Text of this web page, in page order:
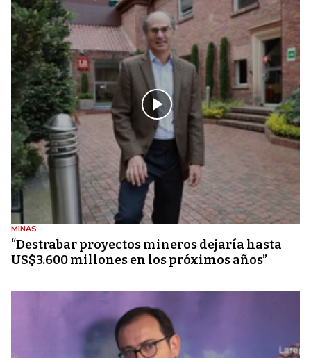
MINAS
“Destrabar proyectos mineros dejaría hasta
US$3.600 millones en los próximos años”